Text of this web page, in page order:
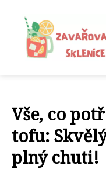
Vše, co
tofu:
plný chuti!